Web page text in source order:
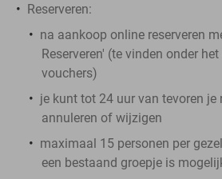
Reserveren:
na aankoop online reserveren
Reserveren' (te vinden onder
vouchers)
je kunt tot 24 uur van tevoren je
annuleren of wijzigen
maximaal 15 personen per
een bestaand groepje is